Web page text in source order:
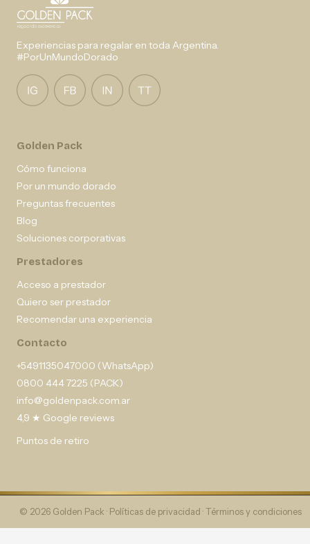
Experiencias para regalar en toda Argentina.
#PorUnMundoDorado
Golden Pack
Cómo funciona
Por un mundo dorado
Preguntas frecuentes
Blog
Soluciones corporativas
Prestadores
Acceso a prestador
Quiero ser prestador
Recomendar una experiencia
Contacto
+5491135047000 (WhatsApp)
0800 444 7225 (PACK)
info@goldenpack.com.ar
4,9 ★ Google reviews
Puntos de retiro
© 2026 Golden Pack · Políticas de privacidad · Términos y condiciones